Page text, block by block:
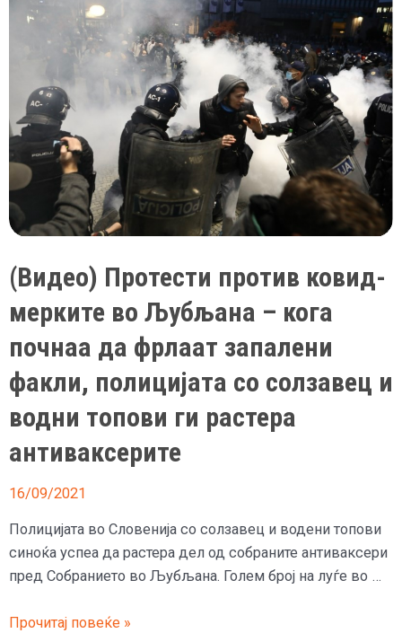
намалува
шансите
сериозна
форма
на
ковид
-19
за
89
(Видео) Протести против ковид-
мерките во Љубљана – кога
почнаа да фрлаат запалени
факли, полицијата со солзавец и
водни топови ги растера
антиваксерите
16/09/2021
Полицијата во Словенија со солзавец и водени топови
синоќа успеа да растера дел од собраните антиваксери
пред Собранието во Љубљана. Голем број на луѓе во …
(Видео)
Прочитај повеќе »